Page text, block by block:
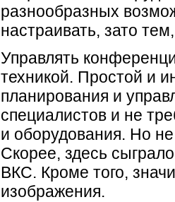
разнообразных
настраивать, зато
Управлять
техникой. Простой и
планирования и
специалистов и не
и оборудования. Но
Скорее, здесь
ВКС. Кроме того,
изображения.